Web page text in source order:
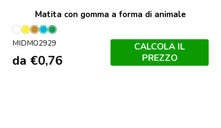
Matita con gomma a forma di animale
Bianco
Giallo
Legno
Turchese
Verde
MIDMO2929
da €0,76
CALCOLA IL
PREZZO